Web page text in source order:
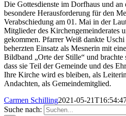
Die Gottesdienste im Dorfhaus und an
besondere Herausforderung fürden
Verabschiedung am 01. Mai in der
Mitgliederdes Kirchengemeinderates
gekommen. PfarrerWeiß dankte
beherzten Einsatz als Mesnerin mit e
Bildband „Orte der Stille“ und brachte
dass sie Teil der Gemeinde und des
Ihre Kirche wird es bleiben, als
Andachten, als Gemeindemitglied.
Carmen Schilling2021-05-
Suche nach: